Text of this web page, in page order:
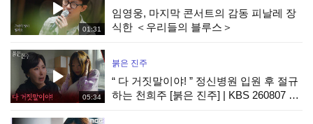
01:31
임영웅, 마지막 콘서트의 감동 피날레 장
식한 ＜우리들의 블루스＞
05:34
붉은 진주
“ 다 거짓말이야! ” 정신병원 입원 후 절규
하는 천희주 [붉은 진주] | KBS 260807 방